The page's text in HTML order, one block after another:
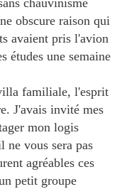
chauvinisme
obscure raison qui
avaient pris l'avion
études une semaine
familiale, l'esprit
J'avais invité mes
mon logis
ne vous sera pas
agréables ces
petit groupe